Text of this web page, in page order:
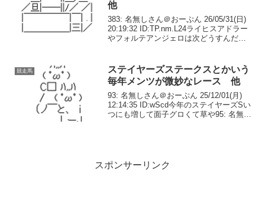
他
383: 名無しさん＠おーぷん 26/05/31(日)
20:19:32 ID:TP.nm.L24ライヒスアドラー
やフォルテアンジェロは次どうすんだろ
391: 名無しさん...
競走馬
ステイヤーズステークスとかいう
毎年メンツが微妙なレース 他
93: 名無しさん＠おーぷん 25/12/01(月)
12:14:35 ID:wScd今年のステイヤーズSい
つにも増して面子グロくて草や95: 名無し
スポンサーリンク